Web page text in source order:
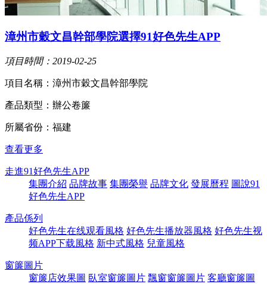
漳州市穀文昌幹部學院選擇91好色先生APP
項目時間：2019-02-25
項目名稱：漳州市穀文昌幹部學院
產品類型：辦公卷簾
所屬省份：福建
查看更多
走進91好色先生APP
集團介紹 品牌故事 集團榮譽 品牌文化 發展曆程 圖說91
好色先生APP
產品係列
好色先生在线观看風格 好色先生播放器風格 好色先生视
频APP下载風格 新中式風格 兒童風格
窗簾圖片
窗簾店效果圖 臥室窗簾圖片 飄窗窗簾圖片 客廳窗簾圖